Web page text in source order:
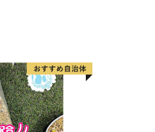
物を中心とする
れています。
産物を生産する